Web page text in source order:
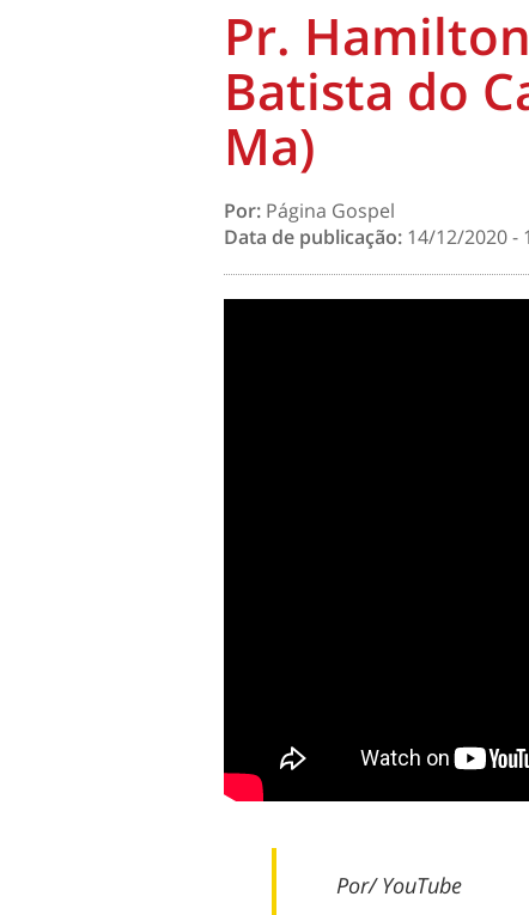
Pr.
Batista do
Ma)
Por: Página Gospel
Data de publicação: 14/12/2020 -
Por/ YouTube